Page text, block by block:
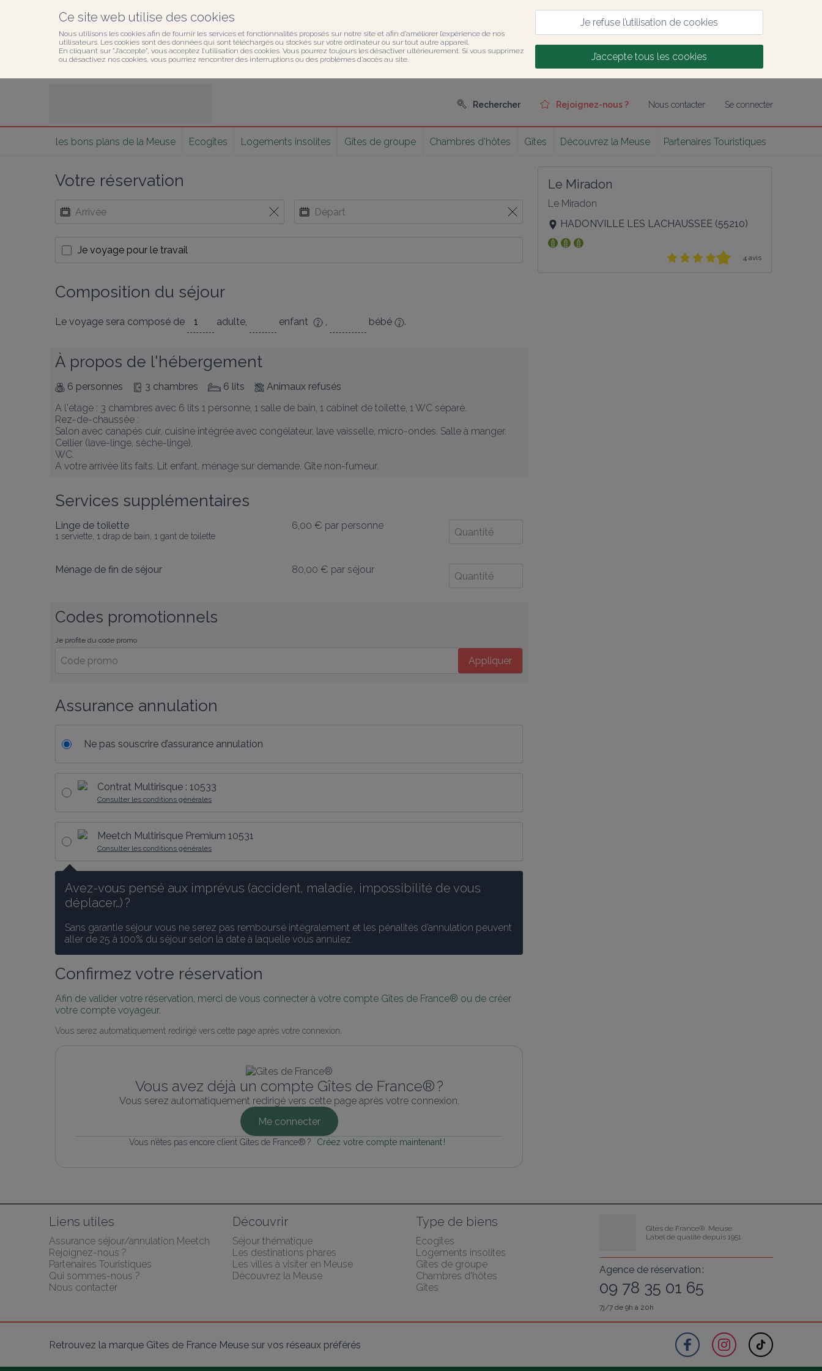
Ce site web utilise des cookies
Nous utilisons les cookies afin de fournir les services et fonctionnalités proposés sur notre site et afin d’améliorer l’expérience de nos
utilisateurs. Les cookies sont des données qui sont téléchargés ou stockés sur votre ordinateur ou sur tout autre appareil.
En cliquant sur ”J’accepte”, vous acceptez l’utilisation des cookies. Vous pourrez toujours les désactiver ultérieurement. Si vous supprimez
ou désactivez nos cookies, vous pourriez rencontrer des interruptions ou des problèmes d’accès au site.
Je refuse l’utilisation de cookies
J’accepte tous les cookies
Rechercher Rejoignez-nous ? Nous contacter Se connecter
les bons plans de la Meuse Ecogîtes Logements insolites Gîtes de groupe Chambres d'hôtes Gîtes Découvrez la Meuse Partenaires Touristiques
Votre réservation
Je voyage pour le travail
Composition du séjour
Le voyage sera composé de adulte, enfant , bébé .
À propos de l'hébergement
6 personnes 3 chambres 6 lits
Animaux refusés
A l'étage : 3 chambres avec 6 lits 1 personne, 1 salle de bain, 1 cabinet de toilette, 1 WC séparé.
Rez-de-chaussée :
Salon avec canapés cuir, cuisine intégrée avec congélateur, lave vaisselle, micro-ondes. Salle à manger.
Cellier (lave-linge, sèche-linge),
WC.
A votre arrivée lits faits. Lit enfant, ménage sur demande. Gîte non-fumeur.
Services supplémentaires
Linge de toilette
1 serviette, 1 drap de bain, 1 gant de toilette
6,00 € par personne
Ménage de fin de séjour 80,00 € par séjour
Codes promotionnels
Je profite du code promo
Appliquer
Assurance annulation
Ne pas souscrire d’assurance annulation
Contrat Multirisque : 10533
Consulter les conditions générales
Meetch Multirisque Premium 10531
Consulter les conditions générales
Avez-vous pensé aux imprévus (accident, maladie, impossibilité de vous
déplacer…) ?
Sans garantie séjour vous ne serez pas remboursé intégralement et les pénalités d’annulation peuvent
aller de 25 à 100% du séjour selon la date à laquelle vous annulez.
Confirmez votre réservation
Afin de valider votre réservation, merci de vous connecter à votre compte Gîtes de France® ou de créer
votre compte voyageur.
Vous serez automatiquement redirigé vers cette page après votre connexion.
Vous avez déjà un compte Gîtes de France® ?
Vous serez automatiquement redirigé vers cette page après votre connexion.
Me connecter
Vous n’êtes pas encore client Gîtes de France® ? Créez votre compte maintenant !
Le Miradon
Le Miradon
HADONVILLE LES LACHAUSSEE (55210)
4 avis
Liens utiles
Assurance séjour/annulation Meetch
Rejoignez-nous ?
Partenaires Touristiques
Qui sommes-nous ?
Nous contacter
Découvrir
Séjour thématique
Les destinations phares
Les villes à visiter en Meuse
Découvrez la Meuse
Type de biens
Ecogîtes
Logements insolites
Gîtes de groupe
Chambres d'hôtes
Gîtes
Gîtes de France®  Meuse
Label de qualité depuis 1951
Agence de réservation :
09 78 35 01 65
7j/7 de 9h à 20h
Retrouvez la marque Gîtes de France Meuse sur vos réseaux préférés